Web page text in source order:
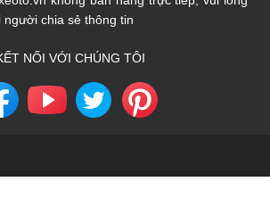
chia sẻ thông tin
NỐI VỚI CHÚNG TÔI